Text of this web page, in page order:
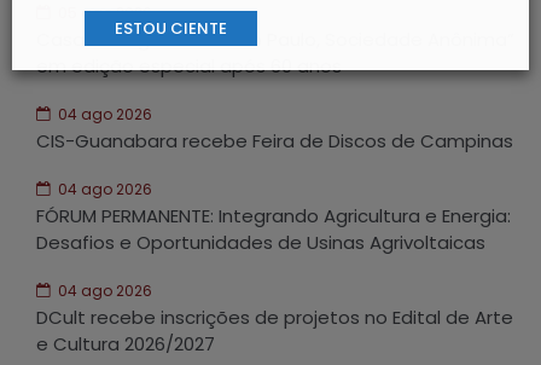
05 ago 2026
Casa do Lago exibe “São Paulo, Sociedade Anônima”
em edição especial após 60 anos
04 ago 2026
CIS-Guanabara recebe Feira de Discos de Campinas
04 ago 2026
FÓRUM PERMANENTE: Integrando Agricultura e Energia:
Desafios e Oportunidades de Usinas Agrivoltaicas
04 ago 2026
DCult recebe inscrições de projetos no Edital de Arte
e Cultura 2026/2027
ESTOU CIENTE